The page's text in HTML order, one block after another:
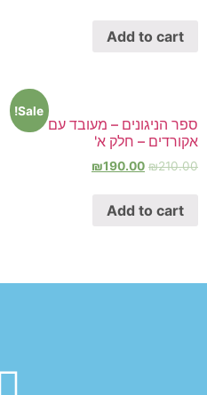
Add to cart
Sale!
ספר הניגונים – מעובד עם
אקורדים – חלק א'
₪210.00
₪190.00
Add to cart